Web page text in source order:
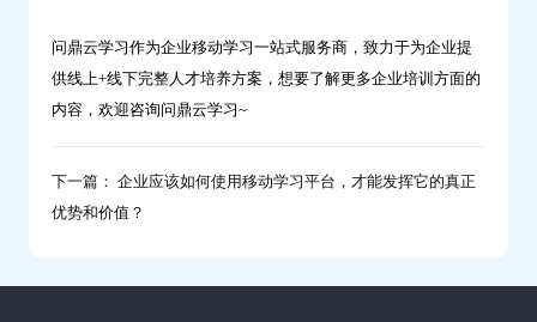
问鼎云学习作为企业移动学习一站式服务商，致力于为企业提
供线上+线下完整人才培养方案，想要了解更多企业培训方面的
内容，欢迎咨询问鼎云学习~
下一篇： 企业应该如何使用移动学习平台，才能发挥它的真正
优势和价值？